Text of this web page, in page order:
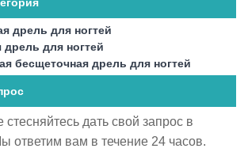
дрель для ногтей
дрель для ногтей
бесщеточная дрель для ногтей
дать свой запрос в
ответим вам в течение 24 часов.